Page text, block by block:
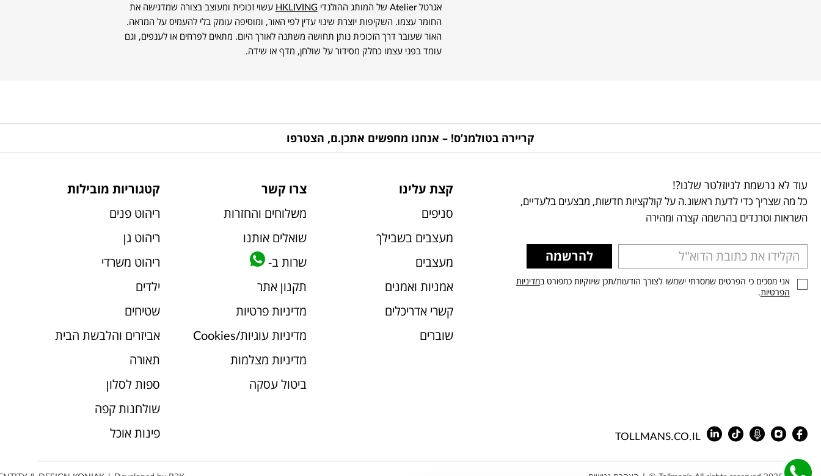
אגרטל Atelier של המותג ההולנדי HKLIVING עשוי זכוכית ומעוצב בצורה שמדגישה את
החומר עצמו. השקיפות יוצרת שינוי עדין לפי האור, ומוסיפה עומק בלי להעמיס על המראה.
האור שעובר דרך הזכוכית נותן תחושה משתנה לאורך היום. מתאים לפרחים או לענפים, וגם
עומד בפני עצמו כחלק מסידור על שולחן, מדף או שידה.
קריירה בטולמנ’ס! – אנחנו מחפשים אתכן.ם, הצטרפו
עוד לא נרשמת לניוזלטר שלנו?!
כל מה שצריך כדי לדעת ראשונ.ה על קולקציות חדשות, מבצעים בלעדיים,
השראות וטרנדים בהרשמה קצרה ומהירה
להרשמה
אני מסכים כי הפרטים שמסרתי ישמשו לצורך הודעות/תכן שיווקיות כמפורט במדיניות
הפרטיות.
TOLLMANS.CO.IL
קצת עלינו
סניפים
מעצבים בשבילך
מעצבים
אמניות ואמנים
קשרי אדריכלים
שוברים
צרו קשר
משלוחים והחזרות
שואלים אותנו
שרות ב-
תקנון אתר
מדיניות פרטיות
מדיניות עוגיות/Cookies
מדיניות מצלמות
ביטול עסקה
קטגוריות מובילות
ריהוט פנים
ריהוט גן
ריהוט משרדי
ילדים
שטיחים
אביזרים והלבשת הבית
תאורה
ספות לסלון
שולחנות קפה
פינות אוכל